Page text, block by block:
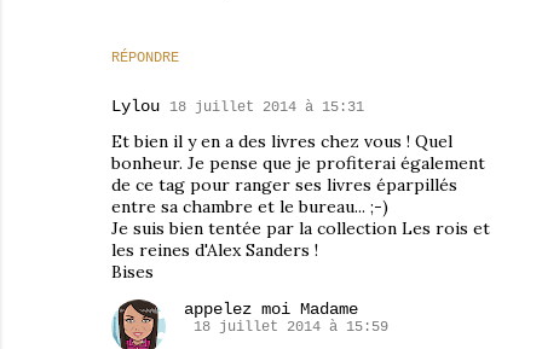
RÉPONDRE
Lylou 18 juillet 2014 à 15:31
Et bien il y en a des livres chez vous ! Quel
bonheur. Je pense que je profiterai également
de ce tag pour ranger ses livres éparpillés
entre sa chambre et le bureau... ;-)
Je suis bien tentée par la collection Les rois et
les reines d'Alex Sanders !
Bises
appelez moi Madame
18 juillet 2014 à 15:59